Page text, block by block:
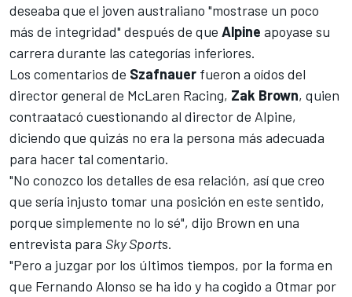
deseaba que el joven australiano "mostrase un poco
más de integridad" después de que Alpine apoyase su
carrera durante las categorías inferiores.
Los comentarios de Szafnauer fueron a oídos del
director general de McLaren Racing, Zak Brown, quien
contraatacó cuestionando al director de Alpine,
diciendo que quizás no era la persona más adecuada
para hacer tal comentario.
"No conozco los detalles de esa relación, así que creo
que sería injusto tomar una posición en este sentido,
porque simplemente no lo sé", dijo Brown en una
entrevista para Sky Sports.
"Pero a juzgar por los últimos tiempos, por la forma en
que Fernando Alonso se ha ido y ha cogido a Otmar por